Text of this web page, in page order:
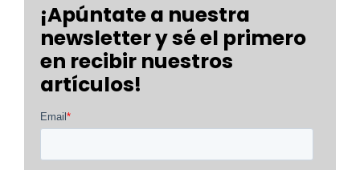
¡Apúntate a nuestra
newsletter y sé el primero
en recibir nuestros
artículos!